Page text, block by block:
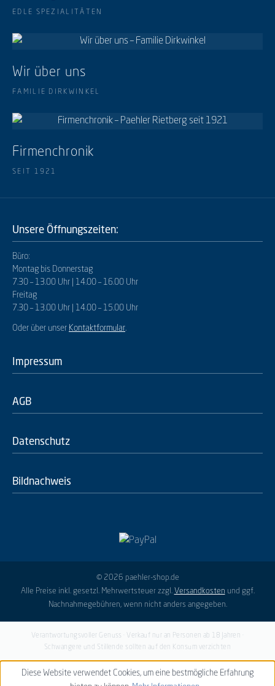
EDLE SPEZIALITÄTEN
Wir über uns
FAMILIE DIRKWINKEL
Firmenchronik
SEIT 1921
Unsere Öffnungszeiten:
Büro:
Montag bis Donnerstag
7.30 – 13.00 Uhr | 14.00 – 16.00 Uhr
Freitag
7.30 – 13.00 Uhr | 14.00 – 15.00 Uhr
Oder über unser Kontaktformular.
Impressum
AGB
Datenschutz
Bildnachweis
© 2026 paehler-shop.de
Alle Preise inkl. gesetzl. Mehrwertsteuer zzgl. Versandkosten und ggf.
Nachnahmegebühren, wenn nicht anders angegeben.
Verantwortungsvoller Genuss · Verkauf nur an Personen ab 18 Jahren ·
Schwangere und Stillende sollten auf den Konsum verzichten
Diese Website verwendet Cookies, um eine bestmögliche Erfahrung